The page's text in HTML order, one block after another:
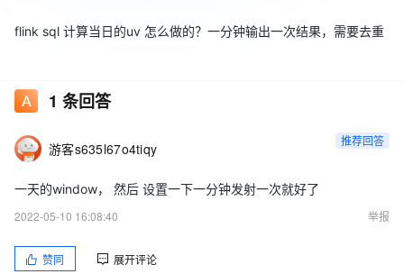
flink sql 计算当日的uv 怎么做的？一分钟输出一次结果，需要去重
1 条回答
游客s635l67o4tiqy 推荐回答
一天的window， 然后 设置一下一分钟发射一次就好了
2022-05-10 16:08:40
举报
赞同 展开评论